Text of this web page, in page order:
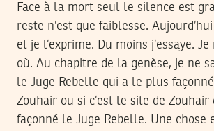
Face à la mort seul le silence est
reste n’est que faiblesse.
et je l’exprime. Du moins j’essaye.
où. Au chapitre de la genèse, je ne
le Juge Rebelle qui a le plus
Zouhair ou si c’est le site de
façonné le Juge Rebelle. Une chose